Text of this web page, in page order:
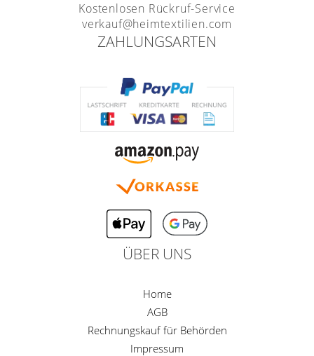
Kostenlosen Rückruf-Service
verkauf@heimtextilien.com
ZAHLUNGSARTEN
ÜBER UNS
Home
AGB
Rechnungskauf für Behörden
Impressum